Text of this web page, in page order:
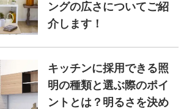
ングの広さについてご紹
介します！
キッチンに採用できる照
明の種類と選ぶ際のポイ
ントとは？明るさを決め